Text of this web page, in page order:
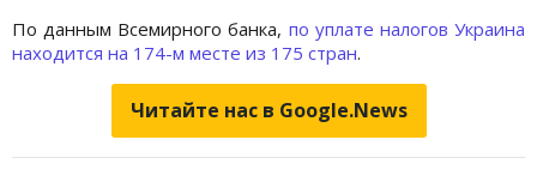
По данным Всемирного банка, по уплате налогов Украина
находится на 174-м месте из 175 стран.
Читайте нас в Google.News